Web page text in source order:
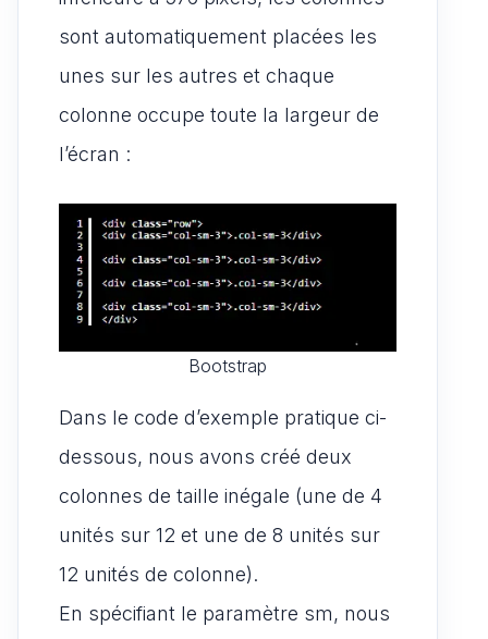
sont automatiquement placées les
unes sur les autres et chaque
colonne occupe toute la largeur de
l’écran :
Bootstrap
Dans le code d’exemple pratique ci-
dessous, nous avons créé deux
colonnes de taille inégale (une de 4
unités sur 12 et une de 8 unités sur
12 unités de colonne).
En spécifiant le paramètre sm, nous